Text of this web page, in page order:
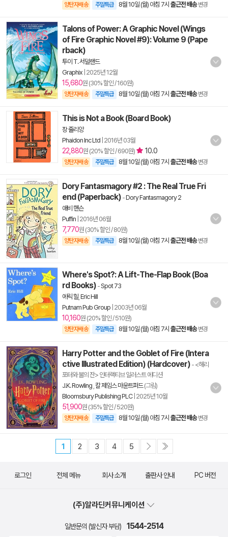
양탄자배송 주말특급 8월 10일 (월) 아침 7시 출근전 배송 변경
Talons of Power: A Graphic Novel (Wings
of Fire Graphic Novel #9): Volume 9 (Pape
rback)
투이 T. 서덜랜드
Graphix 2025년 12월
15,680원 (30% 할인 / 160원)
양탄자배송 주말특급 8월 10일 (월) 아침 7시 출근전 배송 변경
This is Not a Book (Board Book)
장 줄리앙
Phaidon Inc Ltd 2016년 03월
22,880원 (20% 할인 / 690원) 10.0
양탄자배송 주말특급 8월 10일 (월) 아침 7시 출근전 배송 변경
Dory Fantasmagory #2 : The Real True Fri
end (Paperback) -Dory Fantasmagory 2
애비 핸슨
Puffin 2016년 06월
7,770원 (30% 할인 / 80원)
양탄자배송 주말특급 8월 10일 (월) 아침 7시 출근전 배송 변경
Where's Spot?: A Lift-The-Flap Book (Boa
rd Books) -Spot 73
에릭 힐 Eric Hill
Putnam Pub Group 2003년 06월
10,160원 (20% 할인 / 510원)
양탄자배송 주말특급 8월 10일 (월) 아침 7시 출근전 배송 변경
Harry Potter and the Goblet of Fire (Intera
ctive Illustrated Edition) (Hardcover) - <해리
포터와 불의 잔> 인터랙티브 일러스트 에디션
J.K. Rowling 칼 제임스 마운트퍼드(그림)
Bloomsbury Publishing PLC| 2025년 10월
51,900원 (35% 할인 / 520원)
양탄자배송 주말특급 8월 10일 (월) 아침 7시 출근전 배송 변경
1 2 3 4 5
로그인 전체 메뉴 회사 소개 출판사 안내 PC 버전
(주)알라딘커뮤니케이션
일반문의 (발신자 부담) 1544-2514